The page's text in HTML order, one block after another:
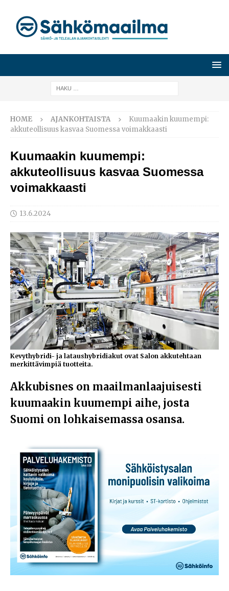
HOME AJANKOHTAISTA
Kuumaakin kuumempi:
akkuteollisuus kasvaa Suomessa voimakkaasti
Kuumaakin kuumempi:
akkuteollisuus kasvaa Suomessa
voimakkaasti
13.6.2024
Kevythybridi- ja lataushybridiakut ovat Salon akkutehtaan
merkittävimpiä tuotteita.
Akkubisnes on maailmanlaajuisesti
kuumaakin kuumempi aihe, josta
Suomi on lohkaisemassa osansa.